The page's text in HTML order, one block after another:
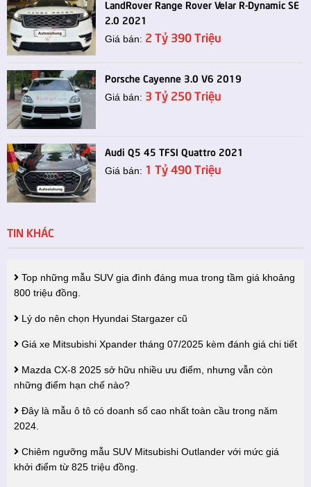
LandRover Range Rover Velar R-Dynamic SE
2.0 2021
Giá bán: 2 Tỷ 390 Triệu
Porsche Cayenne 3.0 V6 2019
Giá bán: 3 Tỷ 250 Triệu
Audi Q5 45 TFSI Quattro 2021
Giá bán: 1 Tỷ 490 Triệu
TIN KHÁC
Top những mẫu SUV gia đình đáng mua trong tầm giá khoảng
800 triệu đồng.
Lý do nên chọn Hyundai Stargazer cũ
Giá xe Mitsubishi Xpander tháng 07/2025 kèm đánh giá chi tiết
Mazda CX-8 2025 sở hữu nhiều ưu điểm, nhưng vẫn còn
những điểm hạn chế nào?
Đây là mẫu ô tô có doanh số cao nhất toàn cầu trong năm
2024.
Chiêm ngưỡng mẫu SUV Mitsubishi Outlander với mức giá
khởi điểm từ 825 triệu đồng.